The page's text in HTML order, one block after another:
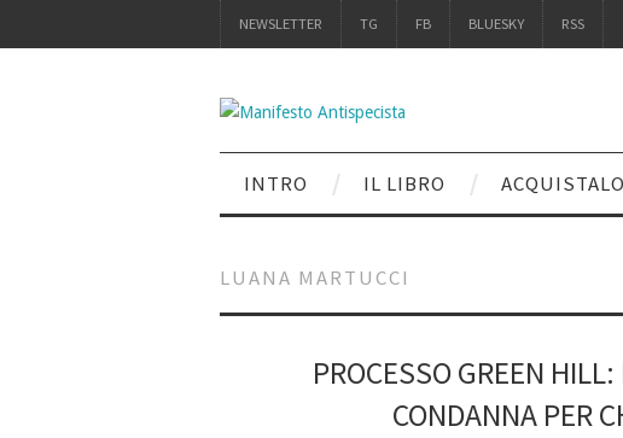
NEWSLETTER TG FB BLUESKY RSS
INTRO IL LIBRO ACQUISTALO
LUANA MARTUCCI
PROCESSO GREEN
CONDANNA PER